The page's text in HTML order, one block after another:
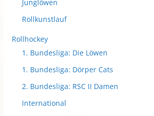
Junglöwen
Rollkunstlauf
Rollhockey
1. Bundesliga: Die Löwen
1. Bundesliga: Dörper Cats
2. Bundesliga: RSC II Damen
International